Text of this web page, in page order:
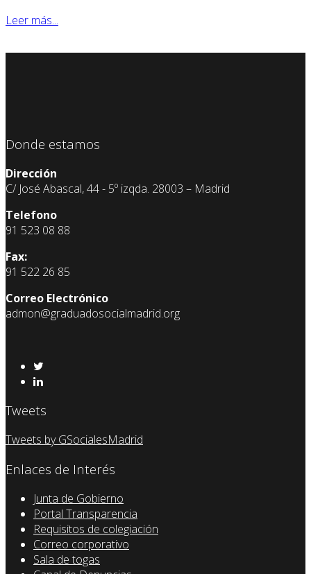
Leer más...
Donde estamos
Dirección
C/ José Abascal, 44 - 5º izqda. 28003 – Madrid
Telefono
91 523 08 88
Fax:
91 522 26 85
Correo Electrónico
admon@graduadosocialmadrid.org
Tweets
Tweets by GSocialesMadrid
Enlaces de Interés
Junta de Gobierno
Portal Transparencia
Requisitos de colegiación
Correo corporativo
Sala de togas